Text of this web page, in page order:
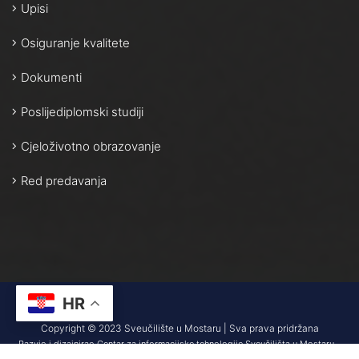
Upisi
Osiguranje kvalitete
Dokumenti
Poslijediplomski studiji
Cjeloživotno obrazovanje
Red predavanja
Copyright © 2023 Sveučilište u Mostaru | Sva prava pridržana
Razvio i dizajnirao Centar za informacijske tehnologije Sveučilišta u Mostaru –
HR